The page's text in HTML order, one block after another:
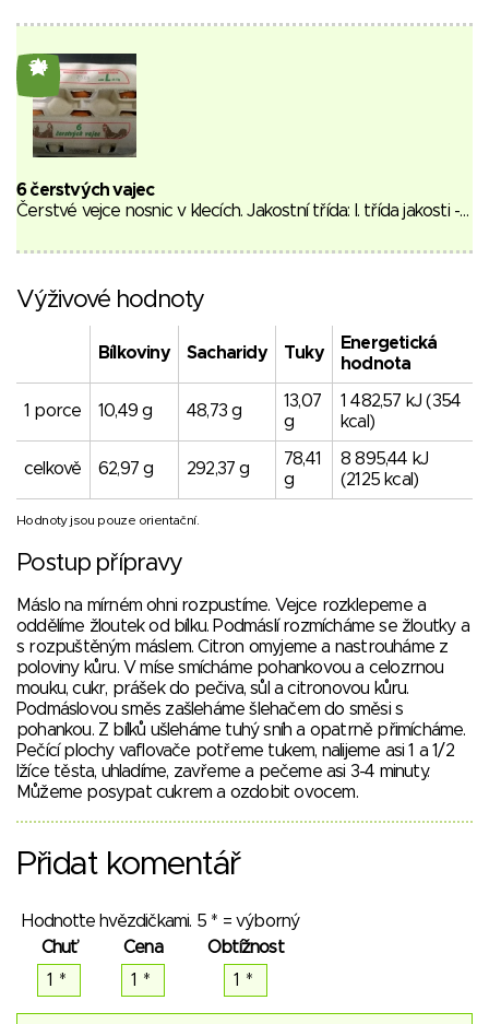
24
6 čerstvých vajec
Čerstvé vejce nosnic v klecích. Jakostní třída: I. třída jakosti -…
Výživové hodnoty
Bílkoviny Sacharidy Tuky
Energetická
hodnota
1 porce 10,49 g 48,73 g
13,07
g
1 482,57 kJ (354
kcal)
celkově 62,97 g 292,37 g
78,41
g
8 895,44 kJ
(2125 kcal)
Hodnoty jsou pouze orientační.
Postup přípravy
Máslo na mírném ohni rozpustíme. Vejce rozklepeme a
oddělíme žloutek od bílku. Podmáslí rozmícháme se žloutky a
s rozpuštěným máslem. Citron omyjeme a nastrouháme z
poloviny kůru. V míse smícháme pohankovou a celozrnou
mouku, cukr, prášek do pečiva, sůl a citronovou kůru.
Podmáslovou směs zašleháme šlehačem do směsi s
pohankou. Z bílků ušleháme tuhý sníh a opatrně přimícháme.
Pečící plochy vaflovače potřeme tukem, nalijeme asi 1 a 1/2
lžíce těsta, uhladíme, zavřeme a pečeme asi 3-4 minuty.
Můžeme posypat cukrem a ozdobit ovocem.
Přidat komentář
Hodnoťte hvězdičkami. 5 * = výborný
Chuť
Cena Obtížnost